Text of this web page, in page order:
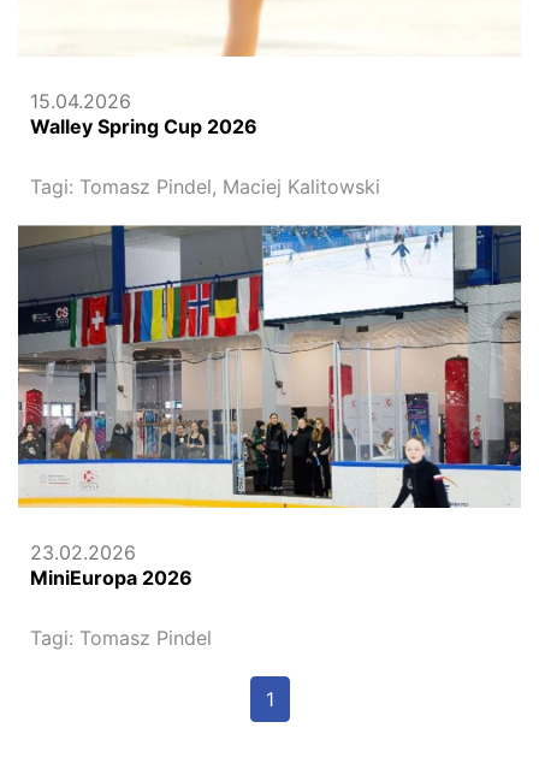
15.04.2026
Walley Spring Cup 2026
Tagi: Tomasz Pindel, Maciej Kalitowski
23.02.2026
MiniEuropa 2026
Tagi: Tomasz Pindel
1